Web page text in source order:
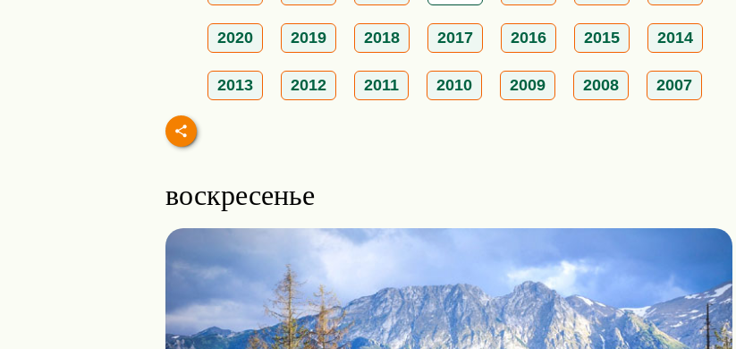
2020 2019 2018 2017 2016 2015 2014
2013 2012 2011 2010 2009 2008 2007
воскресенье